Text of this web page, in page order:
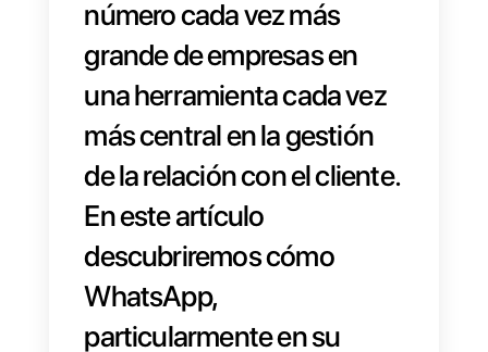
mensajería más difundida
en el mundo, se está
convirtiendo para un
número cada vez más
grande de empresas en
una herramienta cada vez
más central en la gestión